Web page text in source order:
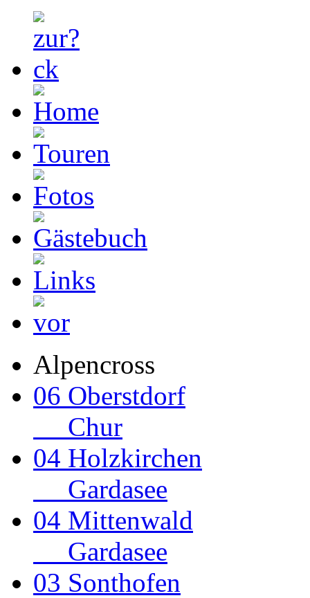
Alpencross
06 Oberstdorf
Chur
04 Holzkirchen
Gardasee
04 Mittenwald
Gardasee
03 Sonthofen